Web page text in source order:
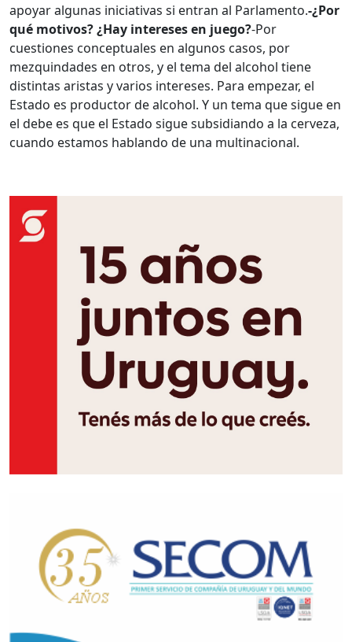
apoyar algunas iniciativas si entran al Parlamento.-¿Por
qué motivos? ¿Hay intereses en juego?-Por
cuestiones conceptuales en algunos casos, por
mezquindades en otros, y el tema del alcohol tiene
distintas aristas y varios intereses. Para empezar, el
Estado es productor de alcohol. Y un tema que sigue en
el debe es que el Estado sigue subsidiando a la cerveza,
cuando estamos hablando de una multinacional.